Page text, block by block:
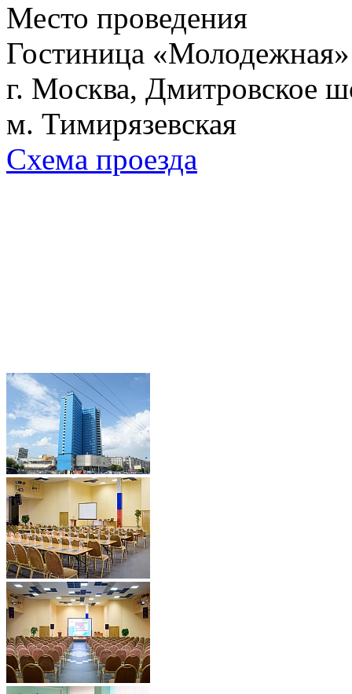
Место проведения
Гостиница «Молодежная»
г. Москва, Дмитровское
м. Тимирязевская
Схема проезда